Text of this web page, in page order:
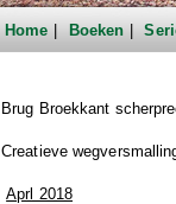
Home Boeken
Brug Broekkant
Creatieve
Aprl 2018